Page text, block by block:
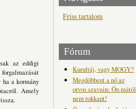
az eddigi
a kormány
Amely
Friss tartalom
Fórum
Kurultáj, vagy MOGY?
Megdöbbent a nő az
orvos szavain: Ön mától
nem rokkant!